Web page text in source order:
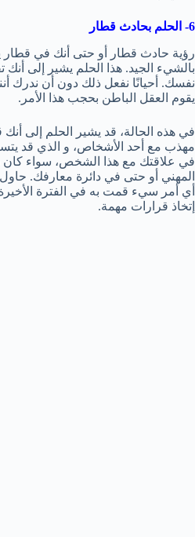
6- الحلم بحادث قطار
رؤية حادث قطار أو حتى أنك في
بالشيء الجيد. هذا الحلم يشير إلى أنك
نفسك. أحيانًا نفعل ذلك دون أن ندرك
يقوم العقل الباطن بحجب هذا الأمر.
في هذه الحالة، قد يشير الحلم إلى
مهذب مع أحد الأشخاص، و الذي قد
في علاقتك مع هذا الشخص، سواء
المهني أو حتى في دائرة معارفك. حاول
أي أمر سيء قمت به في الفترة
إتخاذ قرارات مهمة.